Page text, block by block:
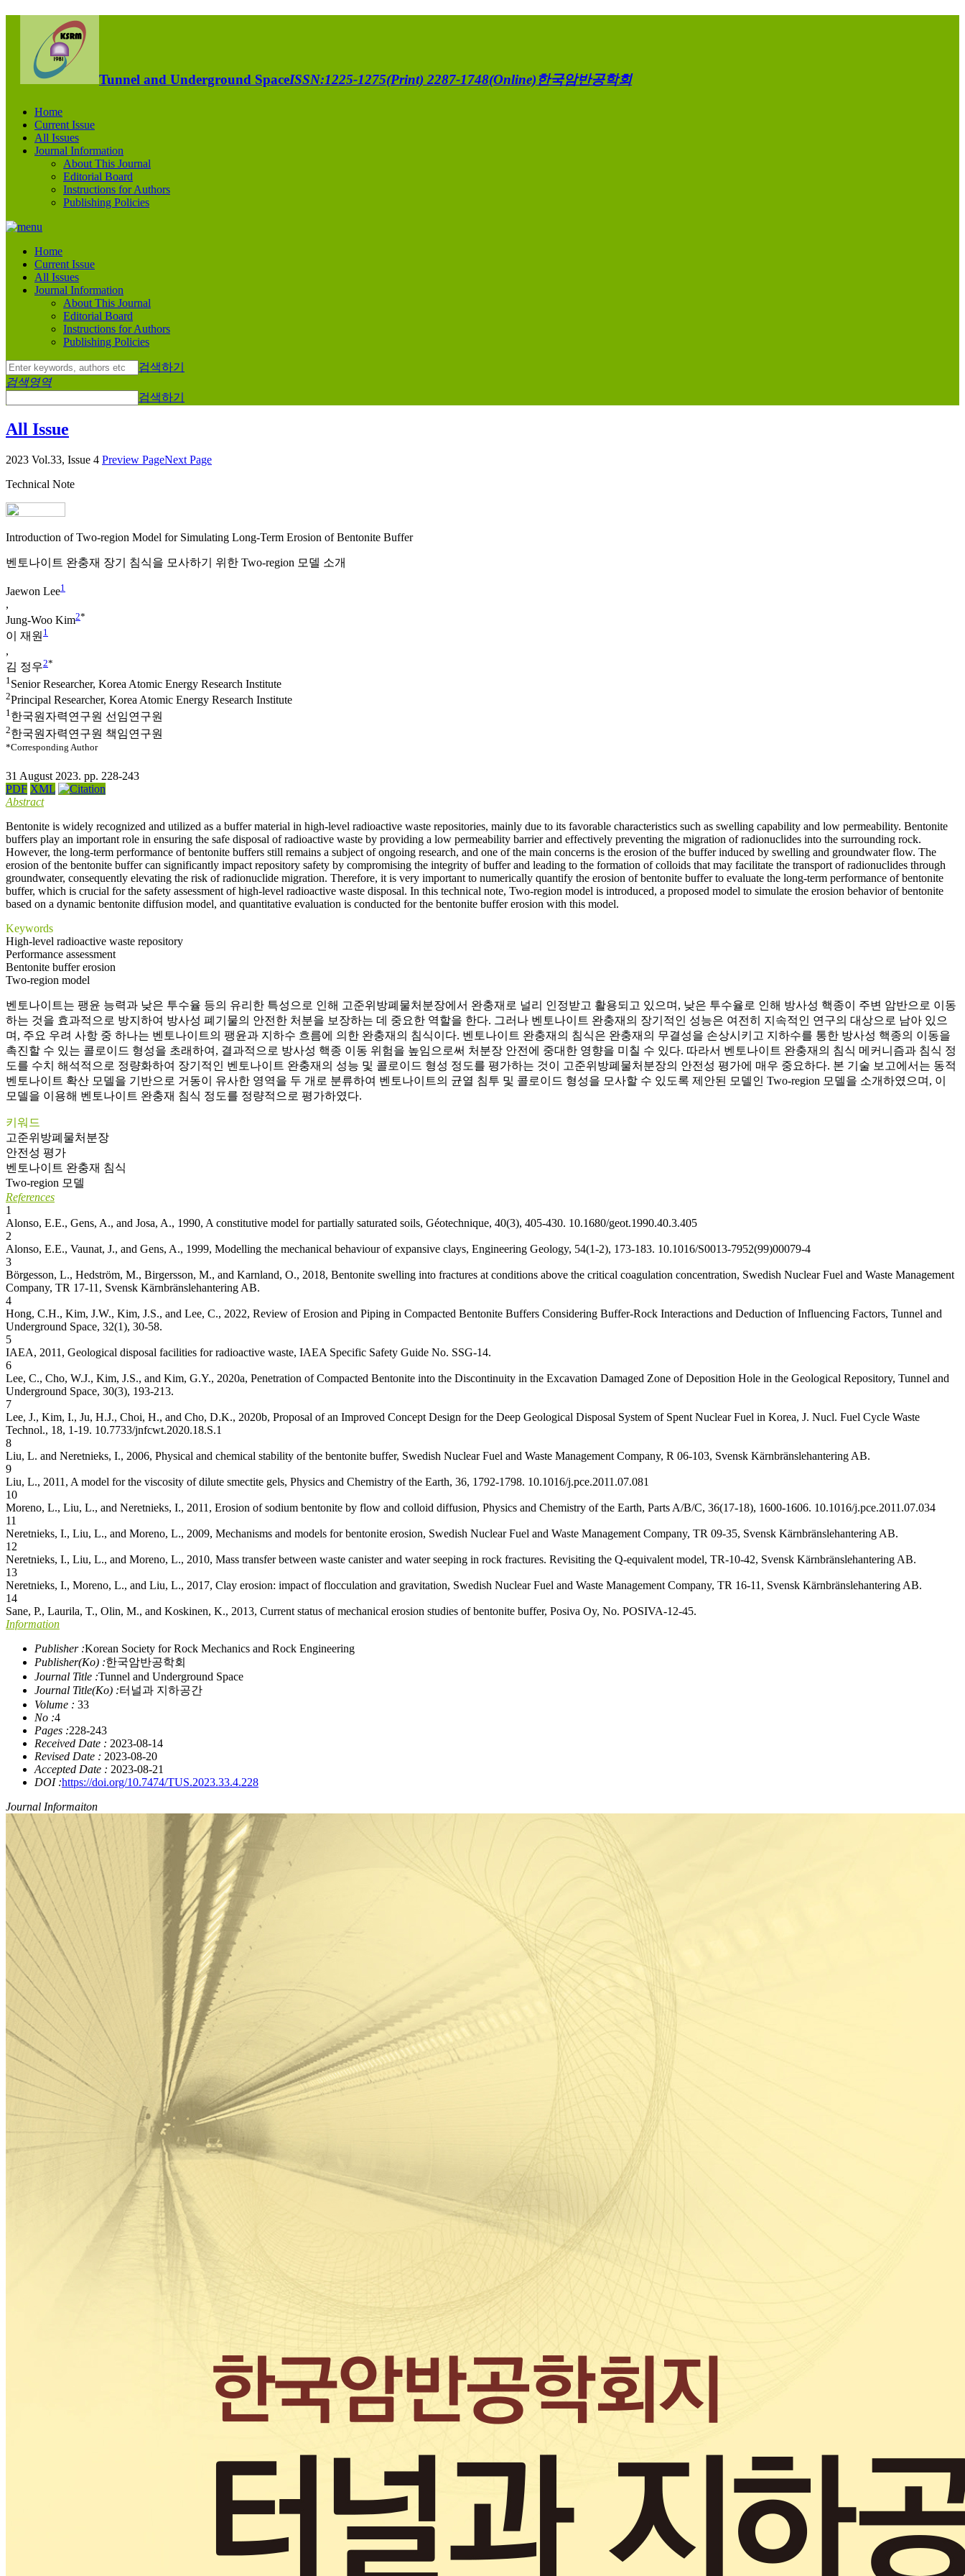
Tunnel and Underground SpaceISSN:1225-1275(Print) 2287-1748(Online) 한국암반공학회
Home
Current Issue
All Issues
Journal Information
About This Journal
Editorial Board
Instructions for Authors
Publishing Policies
Home
Current Issue
All Issues
Journal Information
About This Journal
Editorial Board
Instructions for Authors
Publishing Policies
검색하기
검색영역
검색하기
All Issue
2023 Vol.33, Issue 4 Preview PageNext Page
Technical Note
Introduction of Two-region Model for Simulating Long-Term Erosion of Bentonite Buffer
벤토나이트 완충재 장기 침식을 모사하기 위한 Two-region 모델 소개
Jaewon Lee1
,
Jung-Woo Kim2*
이 재원 1
,
김 정우2*
1Senior Researcher, Korea Atomic Energy Research Institute
2Principal Researcher, Korea Atomic Energy Research Institute
1 한국원자력연구원 선임연구원
2한국원자력연구원 책임연구원
*Corresponding Author
31 August 2023. pp. 228-243
PDF XML
Abstract
Bentonite is widely recognized and utilized as a buffer material in high-level radioactive waste repositories, mainly due to its favorable characteristics such as swelling capability and low permeability. Bentonite
buffers play an important role in ensuring the safe disposal of radioactive waste by providing a low permeability barrier and effectively preventing the migration of radionuclides into the surrounding rock.
However, the long-term performance of bentonite buffers still remains a subject of ongoing research, and one of the main concerns is the erosion of the buffer induced by swelling and groundwater flow. The
erosion of the bentonite buffer can significantly impact repository safety by compromising the integrity of buffer and leading to the formation of colloids that may facilitate the transport of radionuclides through
groundwater, consequently elevating the risk of radionuclide migration. Therefore, it is very important to numerically quantify the erosion of bentonite buffer to evaluate the long-term performance of bentonite
buffer, which is crucial for the safety assessment of high-level radioactive waste disposal. In this technical note, Two-region model is introduced, a proposed model to simulate the erosion behavior of bentonite
based on a dynamic bentonite diffusion model, and quantitative evaluation is conducted for the bentonite buffer erosion with this model.
Keywords
High-level radioactive waste repository
Performance assessment
Bentonite buffer erosion
Two-region model
벤토나이트는 팽윤 능력과 낮은 투수율 등의 유리한 특성으로 인해 고준위방폐물처분장에서 완충재로 널리 인정받고 활용되고 있으며, 낮은 투수율로 인해 방사성 핵종이 주변 암반으로 이동
하는 것을 효과적으로 방지하여 방사성 폐기물의 안전한 처분을 보장하는 데 중요한 역할을 한다. 그러나 벤토나이트 완충재의 장기적인 성능은 여전히 지속적인 연구의 대상으로 남아 있으
며, 주요 우려 사항 중 하나는 벤토나이트의 팽윤과 지하수 흐름에 의한 완충재의 침식이다. 벤토나이트 완충재의 침식은 완충재의 무결성을 손상시키고 지하수를 통한 방사성 핵종의 이동을
촉진할 수 있는 콜로이드 형성을 초래하여, 결과적으로 방사성 핵종 이동 위험을 높임으로써 처분장 안전에 중대한 영향을 미칠 수 있다. 따라서 벤토나이트 완충재의 침식 메커니즘과 침식 정
도를 수치 해석적으로 정량화하여 장기적인 벤토나이트 완충재의 성능 및 콜로이드 형성 정도를 평가하는 것이 고준위방폐물처분장의 안전성 평가에 매우 중요하다. 본 기술 보고에서는 동적
벤토나이트 확산 모델을 기반으로 거동이 유사한 영역을 두 개로 분류하여 벤토나이트의 균열 침투 및 콜로이드 형성을 모사할 수 있도록 제안된 모델인 Two-region 모델을 소개하였으며, 이
모델을 이용해 벤토나이트 완충재 침식 정도를 정량적으로 평가하였다.
키워드
고준위방폐물처분장
안전성 평가
벤토나이트 완충재 침식
Two-region 모델
References
1
Alonso, E.E., Gens, A., and Josa, A., 1990, A constitutive model for partially saturated soils, Géotechnique, 40(3), 405-430. 10.1680/geot.1990.40.3.405
2
Alonso, E.E., Vaunat, J., and Gens, A., 1999, Modelling the mechanical behaviour of expansive clays, Engineering Geology, 54(1-2), 173-183. 10.1016/S0013-7952(99)00079-4
3
Börgesson, L., Hedström, M., Birgersson, M., and Karnland, O., 2018, Bentonite swelling into fractures at conditions above the critical coagulation concentration, Swedish Nuclear Fuel and Waste Management
Company, TR 17-11, Svensk Kärnbränslehantering AB.
4
Hong, C.H., Kim, J.W., Kim, J.S., and Lee, C., 2022, Review of Erosion and Piping in Compacted Bentonite Buffers Considering Buffer-Rock Interactions and Deduction of Influencing Factors, Tunnel and
Underground Space, 32(1), 30-58.
5
IAEA, 2011, Geological disposal facilities for radioactive waste, IAEA Specific Safety Guide No. SSG-14.
6
Lee, C., Cho, W.J., Kim, J.S., and Kim, G.Y., 2020a, Penetration of Compacted Bentonite into the Discontinuity in the Excavation Damaged Zone of Deposition Hole in the Geological Repository, Tunnel and
Underground Space, 30(3), 193-213.
7
Lee, J., Kim, I., Ju, H.J., Choi, H., and Cho, D.K., 2020b, Proposal of an Improved Concept Design for the Deep Geological Disposal System of Spent Nuclear Fuel in Korea, J. Nucl. Fuel Cycle Waste
Technol., 18, 1-19. 10.7733/jnfcwt.2020.18.S.1
8
Liu, L. and Neretnieks, I., 2006, Physical and chemical stability of the bentonite buffer, Swedish Nuclear Fuel and Waste Management Company, R 06-103, Svensk Kärnbränslehantering AB.
9
Liu, L., 2011, A model for the viscosity of dilute smectite gels, Physics and Chemistry of the Earth, 36, 1792-1798. 10.1016/j.pce.2011.07.081
10
Moreno, L., Liu, L., and Neretnieks, I., 2011, Erosion of sodium bentonite by flow and colloid diffusion, Physics and Chemistry of the Earth, Parts A/B/C, 36(17-18), 1600-1606. 10.1016/j.pce.2011.07.034
11
Neretnieks, I., Liu, L., and Moreno, L., 2009, Mechanisms and models for bentonite erosion, Swedish Nuclear Fuel and Waste Management Company, TR 09-35, Svensk Kärnbränslehantering AB.
12
Neretnieks, I., Liu, L., and Moreno, L., 2010, Mass transfer between waste canister and water seeping in rock fractures. Revisiting the Q-equivalent model, TR-10-42, Svensk Kärnbränslehantering AB.
13
Neretnieks, I., Moreno, L., and Liu, L., 2017, Clay erosion: impact of flocculation and gravitation, Swedish Nuclear Fuel and Waste Management Company, TR 16-11, Svensk Kärnbränslehantering AB.
14
Sane, P., Laurila, T., Olin, M., and Koskinen, K., 2013, Current status of mechanical erosion studies of bentonite buffer, Posiva Oy, No. POSIVA-12-45.
Information
Publisher :Korean Society for Rock Mechanics and Rock Engineering
Publisher(Ko) :한국암반공학회
Journal Title :Tunnel and Underground Space
Journal Title(Ko) :터널과 지하공간
Volume : 33
No :4
Pages :228-243
Received Date : 2023-08-14
Revised Date : 2023-08-20
Accepted Date : 2023-08-21
DOI :https://doi.org/10.7474/TUS.2023.33.4.228
Journal Informaiton